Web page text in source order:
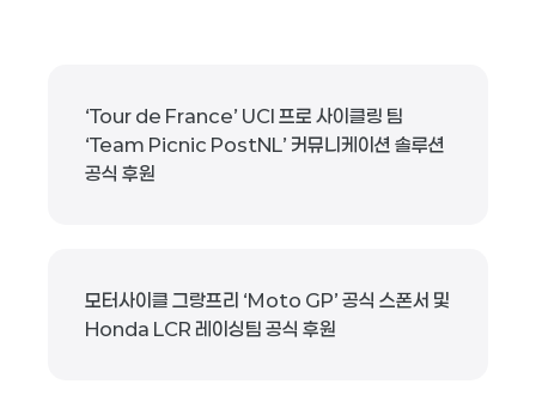
‘Tour de France’ UCI 프로 사이클링 팀
‘Team Picnic PostNL’ 커뮤니케이션 솔루션
공식 후원
모터사이클 그랑프리 ‘Moto GP’ 공식 스폰서 및
Honda LCR 레이싱팀 공식 후원